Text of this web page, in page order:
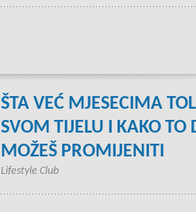
ŠTA VEĆ MJESECIMA
SVOM TIJELU I KAKO TO
MOŽEŠ PROMIJENITI
Lifestyle Club